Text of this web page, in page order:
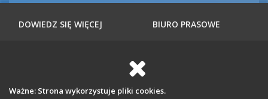
DOWIEDZ SIĘ WIĘCEJ BIURO PRASOWE
Ważne: Strona wykorzystuje pliki cookies.